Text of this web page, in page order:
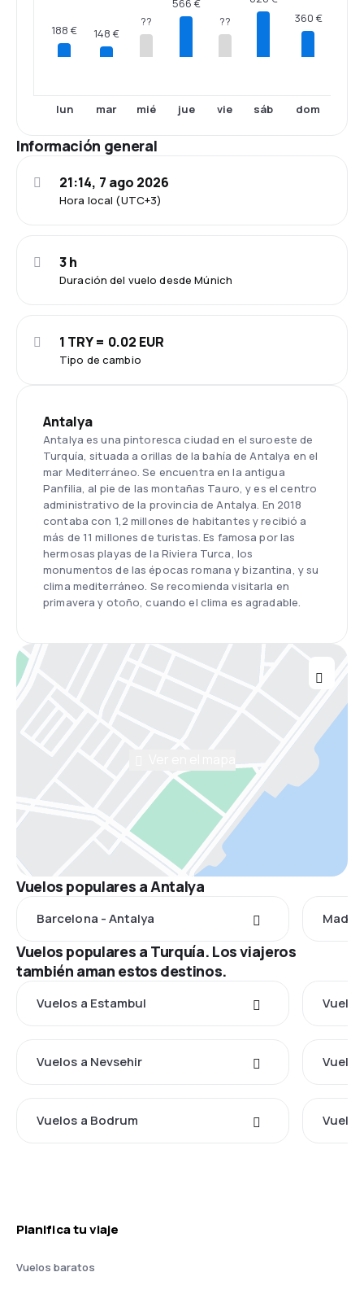
188 €
lun
148 €
mar
??
mié jue
??
vie sáb
360 €
dom
Información general
Hora local (UTC+3)
21:14, 7 ago 2026
Duración del vuelo desde Múnich
3 h
Tipo de cambio
1 TRY = 0.02 EUR
Antalya
Antalya es una pintoresca ciudad en el suroeste de
Turquía, situada a orillas de la bahía de Antalya en el
mar Mediterráneo. Se encuentra en la antigua
Panfilia, al pie de las montañas Tauro, y es el centro
administrativo de la provincia de Antalya. En 2018
contaba con 1,2 millones de habitantes y recibió a
más de 11 millones de turistas. Es famosa por las
hermosas playas de la Riviera Turca, los
monumentos de las épocas romana y bizantina, y su
clima mediterráneo. Se recomienda visitarla en
primavera y otoño, cuando el clima es agradable.
Vuelos populares a Antalya
Barcelona - Antalya
Vuelos populares a Turquía. Los viajeros
también aman estos destinos.
Vuelos a Estambul
Vuelos a Nevsehir
Vuelos a Bodrum
Planifica tu viaje
Vuelos baratos